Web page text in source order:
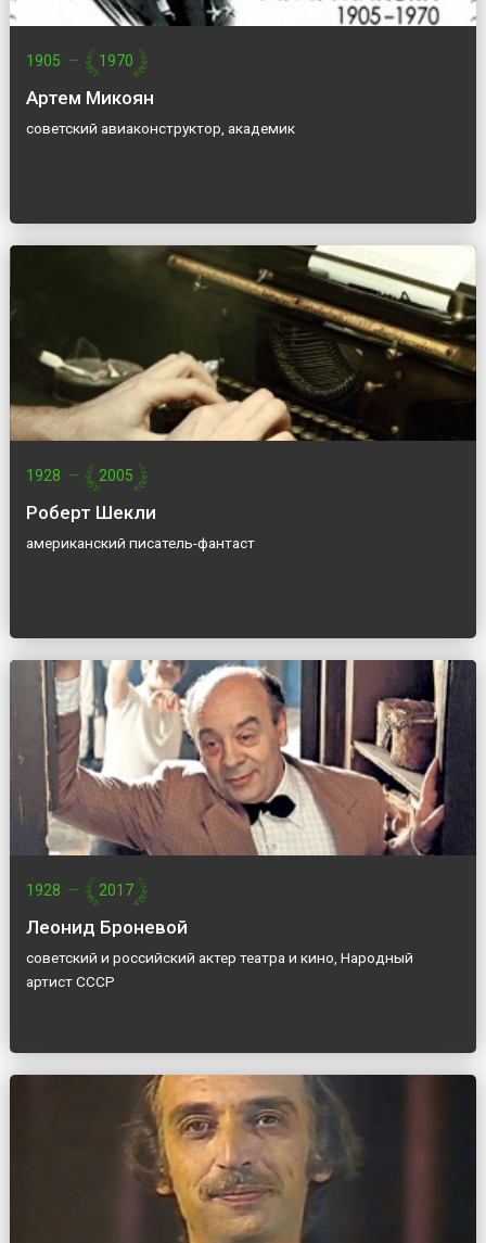
1905 — 1970
Артем Микоян
советский авиаконструктор, академик
1928 — 2005
Роберт Шекли
американский писатель-фантаст
1928 — 2017
Леонид Броневой
советский и российский актер театра и кино, Народный
артист СССР